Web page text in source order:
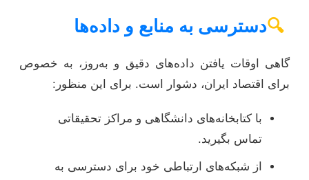
🔍دسترسی به منابع و داده‌ها
گاهی اوقات یافتن داده‌های دقیق و به‌روز، به خصوص
برای اقتصاد ایران، دشوار است. برای این منظور:
با کتابخانه‌های دانشگاهی و مراکز تحقیقاتی
تماس بگیرید.
از شبکه‌های ارتباطی خود برای دسترسی به